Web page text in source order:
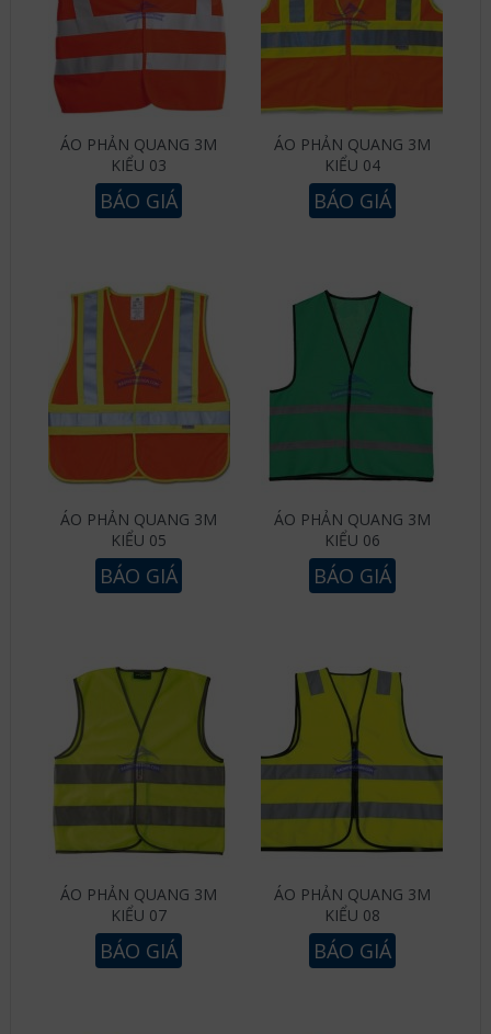
ÁO PHẢN QUANG 3M
KIỂU 03
BÁO GIÁ
ÁO PHẢN QUANG 3M
KIỂU 04
BÁO GIÁ
ÁO PHẢN QUANG 3M
KIỂU 05
BÁO GIÁ
ÁO PHẢN QUANG 3M
KIỂU 06
BÁO GIÁ
ÁO PHẢN QUANG 3M
KIỂU 07
BÁO GIÁ
ÁO PHẢN QUANG 3M
KIỂU 08
BÁO GIÁ